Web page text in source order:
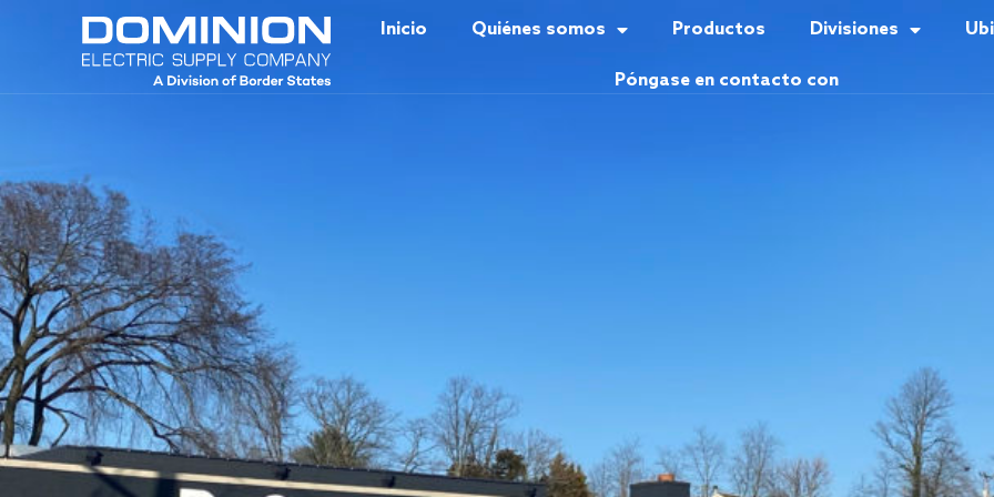
Inicio Quiénes somos Productos Divisiones
Póngase en contacto con